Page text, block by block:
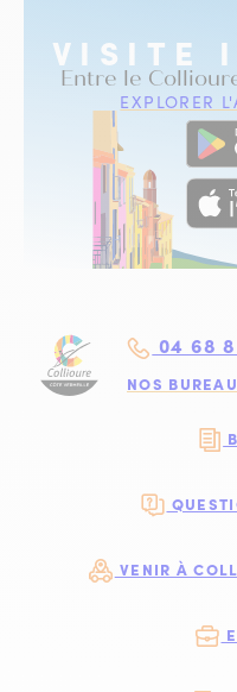
VISITE
Entre le
EXPLORER
04 68
NOS
VENIR À